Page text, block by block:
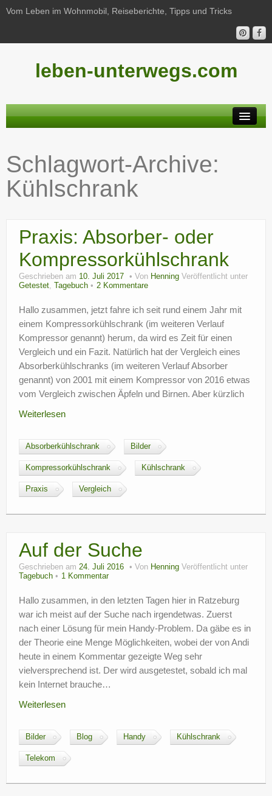
Vom Leben im Wohnmobil, Reiseberichte, Tipps und Tricks
leben-unterwegs.com
Reiseberichte
Unterwegs
Freizeit
Wohnmobil-Technik
?
Schlagwort-Archive:
Kühlschrank
Praxis: Absorber- oder
Kompressorkühlschrank
Geschrieben am 10. Juli 2017 Von Henning Veröffentlicht unter
Getestet, Tagebuch 2 Kommentare
Hallo zusammen, jetzt fahre ich seit rund einem Jahr mit
einem Kompressorkühlschrank (im weiteren Verlauf
Kompressor genannt) herum, da wird es Zeit für einen
Vergleich und ein Fazit. Natürlich hat der Vergleich eines
Absorberkühlschranks (im weiteren Verlauf Absorber
genannt) von 2001 mit einem Kompressor von 2016 etwas
vom Vergleich zwischen Äpfeln und Birnen. Aber kürzlich
Weiterlesen
Absorberkühlschrank Bilder
Kompressorkühlschrank Kühlschrank
Praxis Vergleich
Auf der Suche
Geschrieben am 24. Juli 2016 Von Henning Veröffentlicht unter
Tagebuch
1 Kommentar
Hallo zusammen, in den letzten Tagen hier in Ratzeburg
war ich meist auf der Suche nach irgendetwas. Zuerst
nach einer Lösung für mein Handy-Problem. Da gäbe es in
der Theorie eine Menge Möglichkeiten, wobei der von Andi
heute in einem Kommentar gezeigte Weg sehr
vielversprechend ist. Der wird ausgetestet, sobald ich mal
kein Internet brauche…
Weiterlesen
Bilder Blog Handy Kühlschrank
Telekom